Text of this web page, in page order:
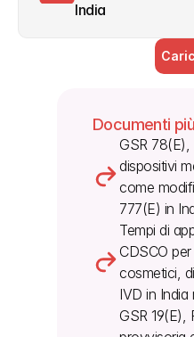
India
Documenti
GSR
dispositivi
come
777(E) in
Tempi di
CDSCO
cosmetici,
IVD in India
GSR 19(E),